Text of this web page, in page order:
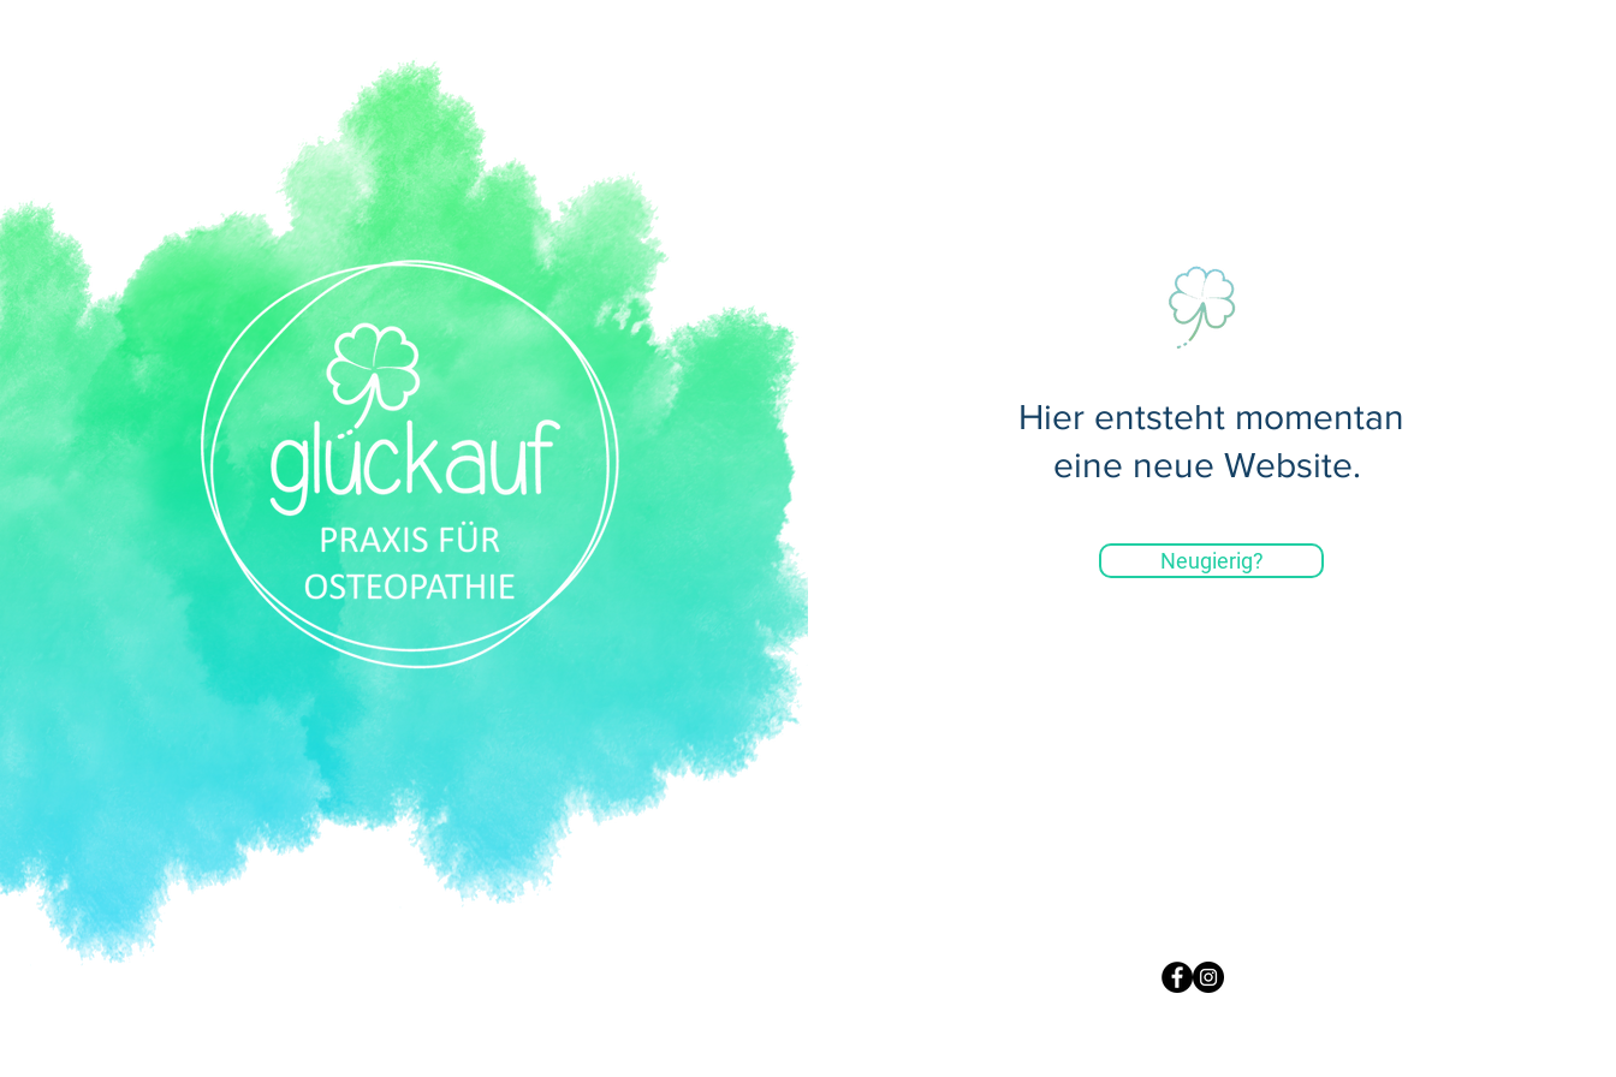
Hier entsteht momentan
eine neue Website.
Neugierig?